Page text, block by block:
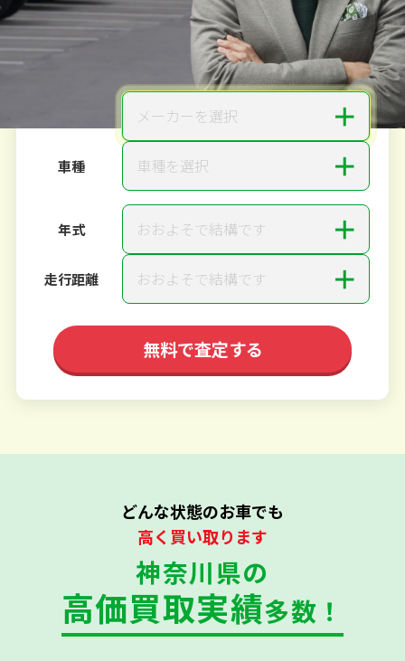
電話か出張か、高い方の査定を提案。
だから高価買取!
無料で カンタンWeb査定
ご依頼いただいたお車を丁寧に査定いたします
メーカーを選択 ＋
車種 車種を選択 ＋
年式 おおよそで結構です ＋
走行距離 おおよそで結構です ＋
無料で査定する
どんな状態のお車でも
高く買い取ります
神奈川県の
高価買取実績多数！